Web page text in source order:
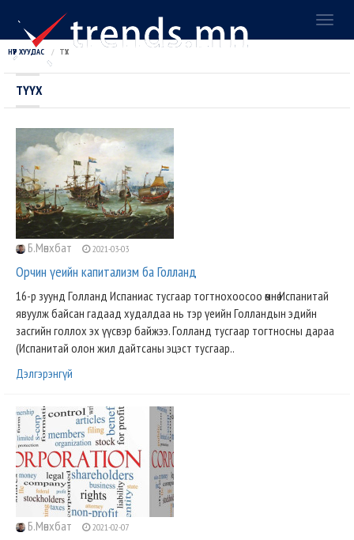
НҮҮР ХУУДАС ТҮҮХ
ТҮҮХ
Б.Мөнхбат 2021-03-03
Орчин үеийн капитализм ба Голланд
16-р зуунд Голланд Испаниас тусгаар тогтнохоосоо өмнө Испанитай
явуулж байсан гадаад худалдаа нь тэр үеийн Голландын эдийн
засгийн голлох эх үүсвэр байжээ. Голланд тусгаар тогтносны дараа
(Испанитай олон жил дайтсаны эцэст тусгаар..
Дэлгэрэнгүй
Б.Мөнхбат 2021-02-07